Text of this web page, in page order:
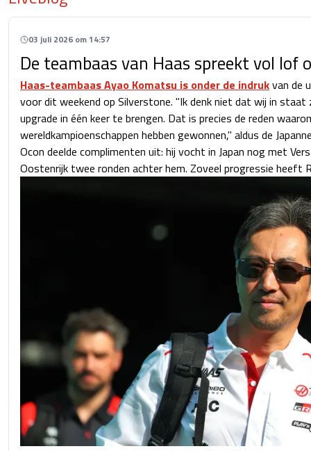
03 juli 2026 om 14:57
De teambaas van Haas spreekt vol lof
Haas-teambaas Ayao Komatsu is onder de indrukvan de
voor dit weekend op Silverstone. "Ik denk niet dat wij in
upgrade in één keer te brengen. Dat is precies de reden
wereldkampioenschappen hebben gewonnen," aldus de
Ocon deelde complimenten uit: hij vocht in Japan nog met
Oostenrijk twee ronden achter hem. Zoveel progressie heeft